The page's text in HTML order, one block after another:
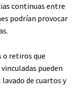
continuas entre
podrían provocar
o retiros que
pueden
de cuartos y